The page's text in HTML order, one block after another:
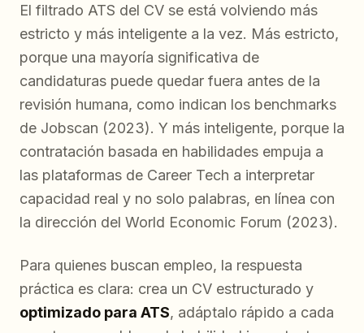
El filtrado ATS del CV se está volviendo más
estricto y más inteligente a la vez. Más estricto,
porque una mayoría significativa de
candidaturas puede quedar fuera antes de la
revisión humana, como indican los benchmarks
de Jobscan (2023). Y más inteligente, porque la
contratación basada en habilidades empuja a
las plataformas de Career Tech a interpretar
capacidad real y no solo palabras, en línea con
la dirección del World Economic Forum (2023).
Para quienes buscan empleo, la respuesta
práctica es clara: crea un CV estructurado y
optimizado para ATS, adáptalo rápido a cada